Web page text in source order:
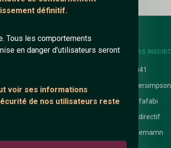
définitif.
Tous les comportements
en danger d’utilisateurs seront
voir ses informations
de nos utilisateurs reste
ARTICLES RÉCENTS
Chat en ligne
Témoignage de nathanaelle
DERNIERS
Mimi41
Rerefafabi
brundirectif
Elodiemamn